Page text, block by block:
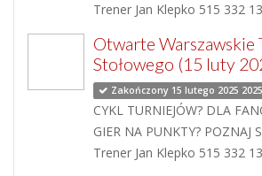
Trener Jan Klepko 515 332
Otwarte Warszawskie
Stołowego (15 luty
Zakończony 15 lutego 2025
CYKL TURNIEJÓW? DLA
GIER NA PUNKTY? POZNAJ
Trener Jan Klepko 515 332